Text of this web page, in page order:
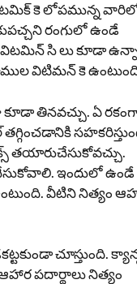
కె లోపమున్న
రంగులో ఉండే
,విటమిన్ సి లు కూడా
విటిమన్ కె
తినవచ్చు. ఏ
తయారుచేసుకోవచ్చు.
ఇందులో ఉండే
వీటిని నిత్యం
చూస్తుంది.
పదార్థాలు నిత్యం